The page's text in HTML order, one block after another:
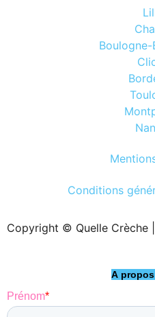
Conditions
Copyright © Quelle Crèche